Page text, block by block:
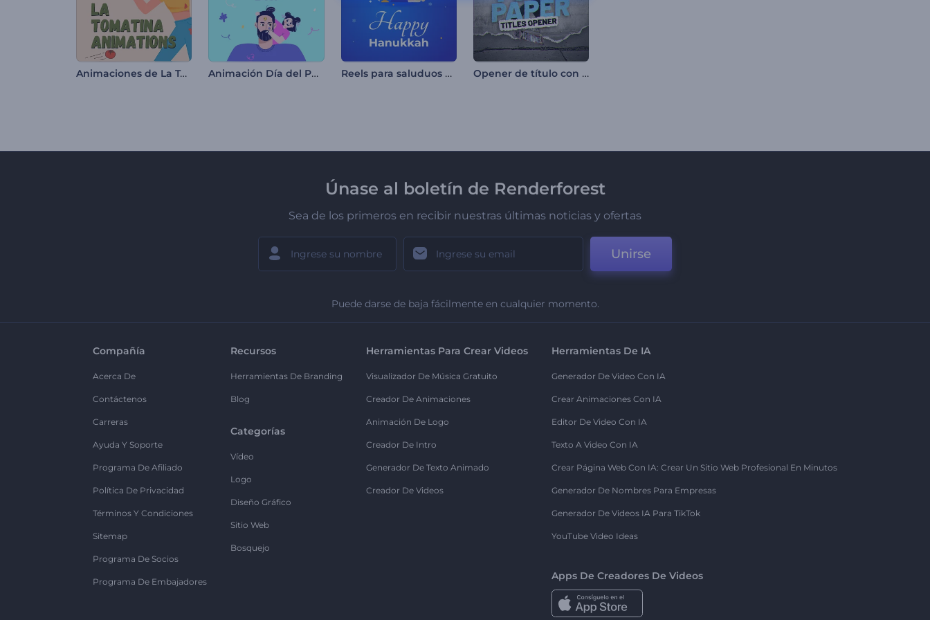
Animaciones de La Tomatina Animación Día del Padre Reels para saluduos de Januká Opener de título con papel rasgado
Únase al boletín de Renderforest
Sea de los primeros en recibir nuestras últimas noticias y ofertas
Unirse
Puede darse de baja fácilmente en cualquier momento.
Compañía
Acerca De
Contáctenos
Carreras
Ayuda Y Soporte
Programa De Afiliado
Política De Privacidad
Términos Y Condiciones
Sitemap
Programa De Socios
Programa De Embajadores
Recursos
Herramientas De Branding
Blog
Categorías
Vídeo
Logo
Diseño Gráfico
Sitio Web
Bosquejo
Herramientas Para Crear Videos
Visualizador De Música Gratuito
Creador De Animaciones
Animación De Logo
Creador De Intro
Generador De Texto Animado
Creador De Videos
Herramientas De IA
Generador De Video Con IA
Crear Animaciones Con IA
Editor De Video Con IA
Texto A Video Con IA
Crear Página Web Con IA: Crear Un Sitio Web Profesional En Minutos
Generador De Nombres Para Empresas
Generador De Videos IA Para TikTok
YouTube Video Ideas
Apps De Creadores De Videos